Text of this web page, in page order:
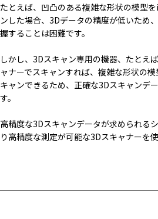
たとえば、凹凸のある複雑な形状の模型
ンした場合、3Dデータの精度が低いため
握することは困難です。
しかし、3Dスキャン専用の機器、たとえ
ャナーでスキャンすれば、複雑な形状の
キャンできるため、正確な3Dスキャンデ
す。
高精度な3Dスキャンデータが求められる
り高精度な測定が可能な3Dスキャナーを使